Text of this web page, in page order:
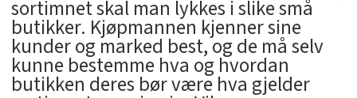
sortimnet skal man lykkes i slike små
butikker. Kjøpmannen kjenner sine
kunder og marked best, og de må selv
kunne bestemme hva og hvordan
butikken deres bør være hva gjelder